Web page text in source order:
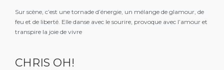
Sur scène, c’est une tornade d’énergie, un mélange de glamour, de
feu et de liberté. Elle danse avec le sourire, provoque avec l’amour et
transpire la joie de vivre
CHRIS OH!